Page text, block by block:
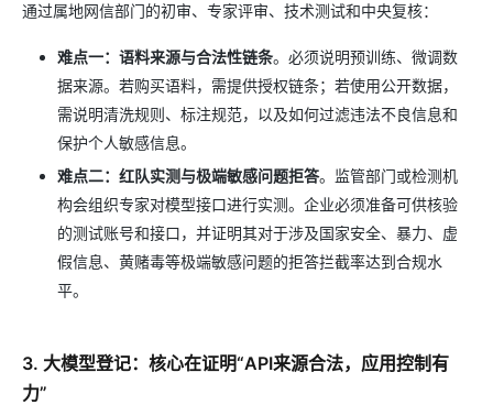
通过属地网信部门的初审、专家评审、技术测试和中央复核：
难点一：语料来源与合法性链条。必须说明预训练、微调数
据来源。若购买语料，需提供授权链条；若使用公开数据，
需说明清洗规则、标注规范，以及如何过滤违法不良信息和
保护个人敏感信息。
难点二：红队实测与极端敏感问题拒答。监管部门或检测机
构会组织专家对模型接口进行实测。企业必须准备可供核验
的测试账号和接口，并证明其对于涉及国家安全、暴力、虚
假信息、黄赌毒等极端敏感问题的拒答拦截率达到合规水
平。
3. 大模型登记：核心在证明“API来源合法，应用控制有
力”